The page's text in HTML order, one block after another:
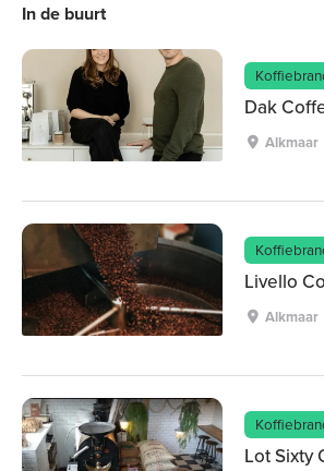
In de buurt
Dak
Alkmaar
Livello
Alkmaar
Lot Sixty